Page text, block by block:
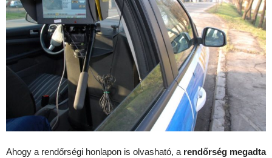
Ahogy a rendőrségi honlapon is olvasható, a rendőrség megadta